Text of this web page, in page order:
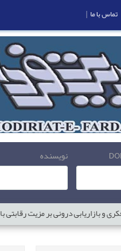
نویسنده
و بازاریابی درونی بر مزیت
تماس با ما |